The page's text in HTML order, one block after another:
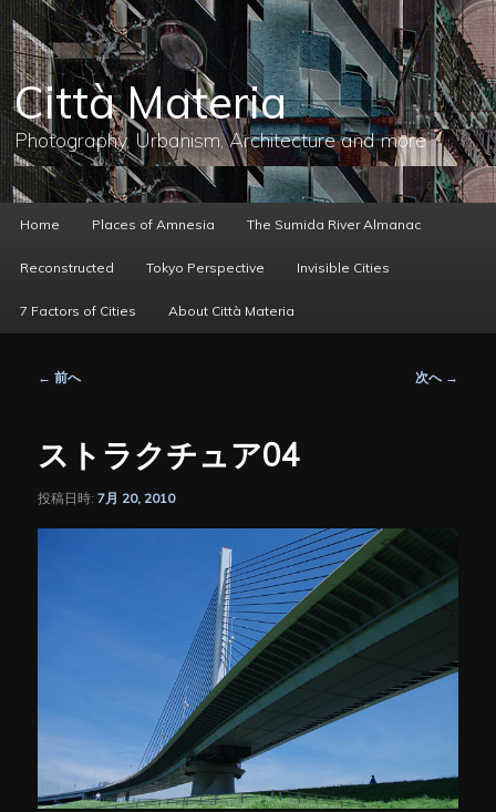
メ
イ
ン
コ
ン
テ
ン
へ
移
動
Città Materia
Photography, Urbanism, Architecture and more
ー
Home Places of Amnesia The Sumida River Almanac
Reconstructed Tokyo Perspective Invisible Cities
7 Factors of Cities About Città Materia
ゲ
シ
← 前へ 次へ →
ストラクチュア04
投稿日時:7月 20, 2010